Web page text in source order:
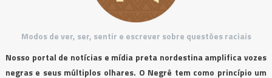
Modos de ver, ser, sentir e escrever sobre questões raciais
Nosso portal de notícias e mídia preta nordestina amplifica vozes
negras e seus múltiplos olhares. O Negrê tem como princípio um